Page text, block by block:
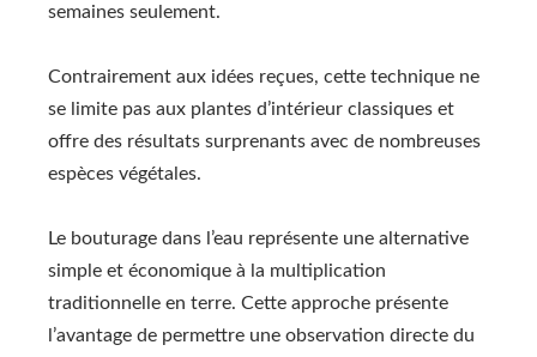
semaines seulement.
Contrairement aux idées reçues, cette technique ne
se limite pas aux plantes d’intérieur classiques et
offre des résultats surprenants avec de nombreuses
espèces végétales.
Le bouturage dans l’eau représente une alternative
simple et économique à la multiplication
traditionnelle en terre. Cette approche présente
l’avantage de permettre une observation directe du